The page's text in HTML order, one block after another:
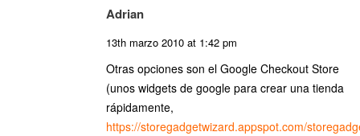
Adrian
13th marzo 2010 at 1:42 pm
Otras opciones son el Google Checkout Store
(unos widgets de google para crear una tienda
rápidamente,
https://storegadgetwizard.appspot.com/